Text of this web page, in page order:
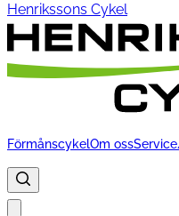
Henrikssons Cykel
FörmånscykelOm oss